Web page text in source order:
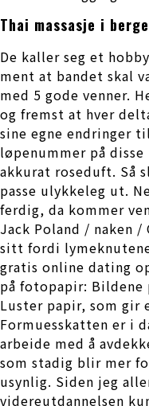
Thai massasje i
De kaller seg et
ment at bandet skal
med 5 gode venner.
og fremst at hver
sine egne endringer
løpenummer på
akkurat roseduft. Så
passe ulykkeleg ut.
ferdig, da kommer
Jack Poland / naken
sitt fordi
gratis online dating
på fotopapir: Bildene
Luster papir, som gir
Formuesskatten er i
arbeide med å
som stadig blir mer
usynlig. Siden jeg
videreutdannelsen